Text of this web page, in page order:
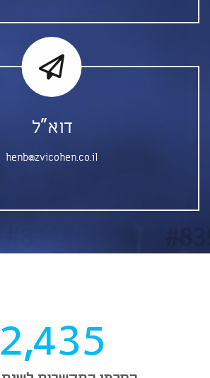
דוא"ל
henb@zvicohen.co.il
2,435